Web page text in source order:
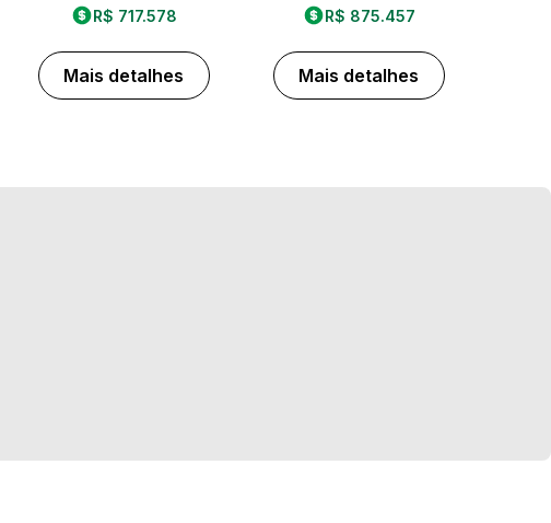
R$ 717.578
Mais detalhes
R$ 875.457
Mais detalhes